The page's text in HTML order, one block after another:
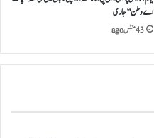
اے وطن‘‘ جاری
43 منٹس ago